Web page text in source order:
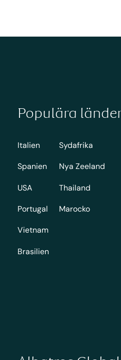
Populära
Italien
Spanien
USA
Portugal
Vietnam
Brasilien
Sydafrika
Nya Zeeland
Thailand
Marocko